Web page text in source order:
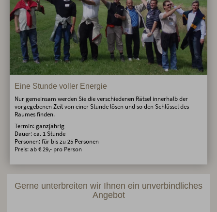
Eine Stunde voller Energie
Nur gemeinsam werden Sie die verschiedenen Rätsel innerhalb der
vorgegebenen Zeit von einer Stunde lösen und so den Schlüssel des
Raumes finden.
Termin: ganzjährig
Dauer: ca. 1 Stunde
Personen: für bis zu 25 Personen
Preis: ab € 29,- pro Person
Gerne unterbreiten wir Ihnen ein unverbindliches
Angebot